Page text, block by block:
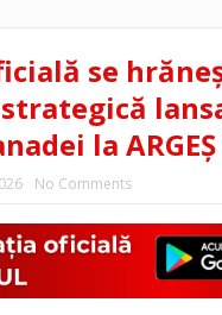
se
la ARGEȘ
No Comments